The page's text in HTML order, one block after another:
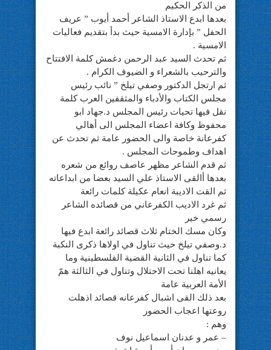
من الذكر الحكيم
بعدها ابدع الاستاذ الشاعر أحمد أيوب ” عريف
الحفل ” بإدارة الامسية حيث بدأ بتقديم فعاليات
الامسية .
ثم تحدث السيد عبد الرحمن دغمش كلمة الافتتاح
والترحيب بالشعراء و الضيوف الكرام .
ثم ارتجل الدكتور وصفي تيلخ ” نائب رئيس
مجلس الكتاب والأدباء والمثقفين العرب كلمة
نقل فيها تحيات رئيس المجلس د.جهاد ابو
محفوظ وكافة اعضاء المجلس الى أهالي
كفرعانة خاصة والى الحضور عامة ثم تحدث عن
اهداف وطموحات المجلس .
ثم قدم الشاعر مظهر عاصف روائع من شعره
بعدها أالقى الاستاذ علي السيد بعضا من ابداعاته
ثم القت الاديبة انعام عكيلة كلمات رائعة
ثم غرد الاديب الكفرعاني من قصائده الشاعر
رسمي خير
وكان مسك الختام ثلاث قصائد رائعة ابدع فيها
د.وصفي تيلخ حيث تناول في اولاها ذكرى النكبة
كما تناول في الثانية القضية الفلسطينية وما
يعانيه اهلنا تحت الاحتلال وتناول في الثالثة همّ
الأمة العربية عامة
بعد ذلك القى اشبال كفرعانه قصائد اذهلت
روعتها اعجاب الحضور
وهم :
– عمر و عدنان اسماعيل نوف